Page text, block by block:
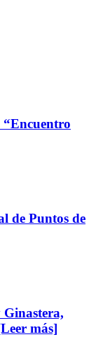
“Encuentro
de Puntos de
Ginastera,
más]